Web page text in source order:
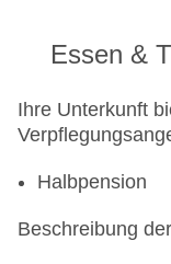
Essen &
Ihre Unterkunft
Halbpension
Beschreibung